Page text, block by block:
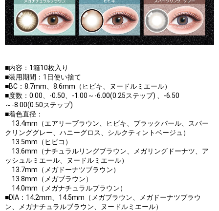
■内容：1箱10枚入り
■装用期間：1日使い捨て
■BC：8.7mm、8.6mm（ヒビキ、ヌードルミエール）
■度数：0.00、-0.50、-1.00～-6.00(0.25ステップ) 、-6.50
～-8.00(0.50ステップ)
■着色直径：
13.4mm（エアリーブラウン、ヒビキ、ブラックパール、スパー
クリンググレー、ハニーグロス、シルクティントベージュ）
13.5mm（ヒビコ）
13.6mm（ナチュラルリングブラウン、メガリングドーナツ、ア
ッシュルミエール、ヌードルミエール）
13.7mm（メガドーナツブラウン）
13.8mm（メガブラウン）
14.0mm（メガナチュラルブラウン）
■DIA：14.2mm、14.5mm（メガブラウン、メガドーナツブラウ
ン、メガナチュラルブラウン、ヌードルミエール）